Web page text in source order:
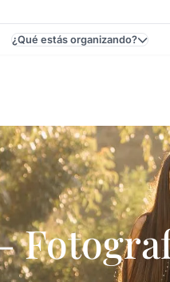
¿Qué estás organizando?